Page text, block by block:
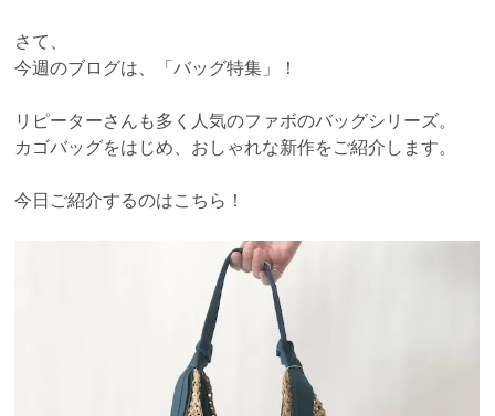
さて、
今週のブログは、「バッグ特集」！
リピーターさんも多く人気のファボのバッグシリーズ。
カゴバッグをはじめ、おしゃれな新作をご紹介します。
今日ご紹介するのはこちら！